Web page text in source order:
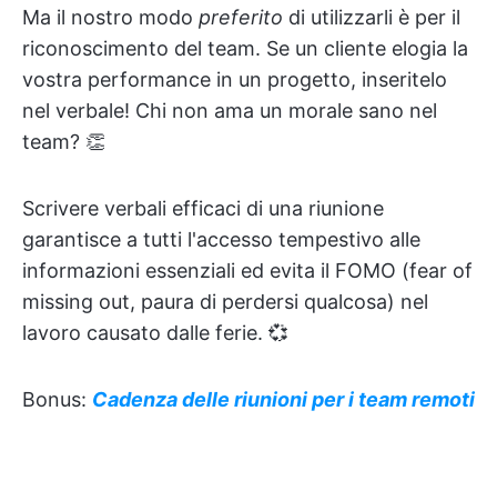
Ma il nostro modo preferito di utilizzarli è per il
riconoscimento del team. Se un cliente elogia la
vostra performance in un progetto, inseritelo
nel verbale! Chi non ama un morale sano nel
team? 👏
Scrivere verbali efficaci di una riunione
garantisce a tutti l'accesso tempestivo alle
informazioni essenziali ed evita il FOMO (fear of
missing out, paura di perdersi qualcosa) nel
lavoro causato dalle ferie. 💞
Bonus: Cadenza delle riunioni per i team remoti